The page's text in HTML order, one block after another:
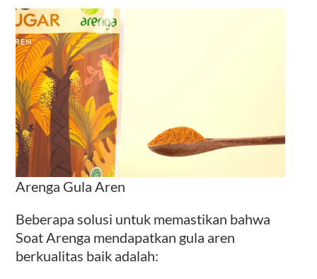
Arenga Gula Aren
Beberapa solusi untuk memastikan bahwa
Soat Arenga mendapatkan gula aren
berkualitas baik adalah: